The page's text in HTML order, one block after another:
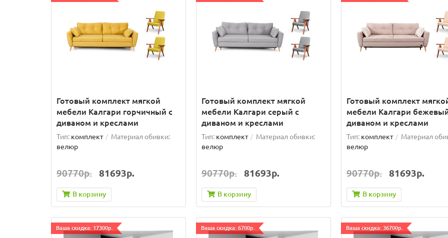
Готовый комплект мягкой
мебели Калгари горчичный с
диваном и креслами
Тип: комплект
Материал обивки:
велюр
90770р. 81693р.
В корзину
Готовый комплект мягкой
мебели Калгари серый с
диваном и креслами
Тип: комплект
Материал обивки:
велюр
90770р. 81693р.
В корзину
Готовый комплект
мебели Калгари
диваном и креслами
Тип: комплект
Материал
велюр
90770р. 81693р.
В корзину
Ваша скидка: 17300р. Ваша скидка: 6700р. Ваша скидка: 36700р.